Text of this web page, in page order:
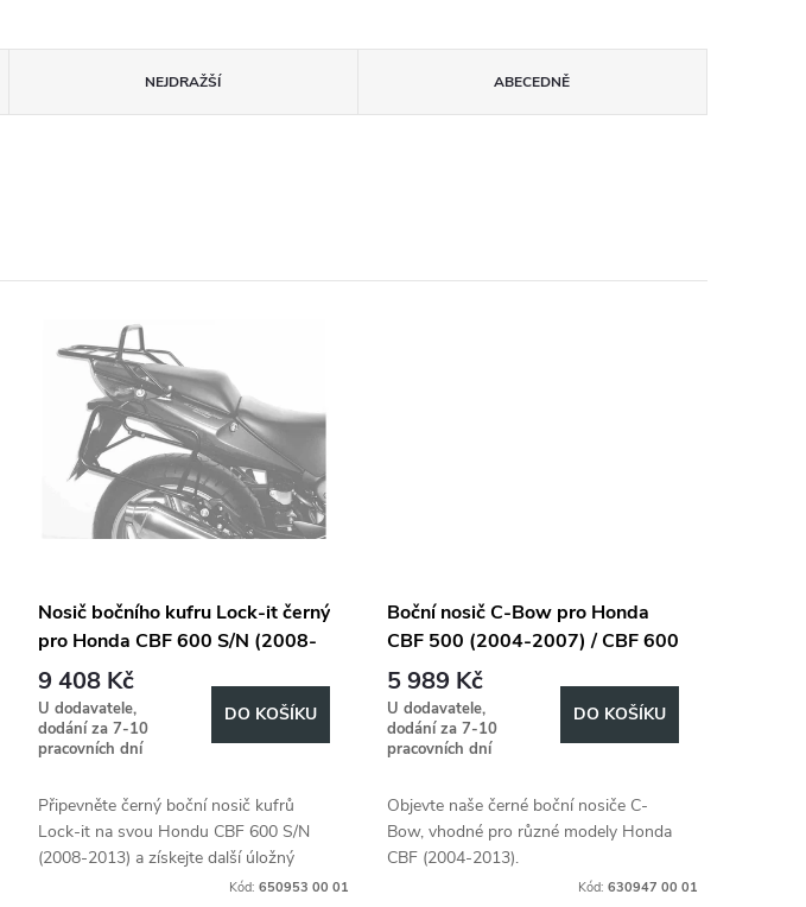
NEJDRAŽŠÍ ABECEDNĚ
Nosič bočního kufru Lock-it černý
pro Honda CBF 600 S/N (2008-
2013)
9 408 Kč
U dodavatele,
dodání za 7-10
pracovních dní
DO KOŠÍKU
Připevněte černý boční nosič kufrů
Lock-it na svou Hondu CBF 600 S/N
(2008-2013) a získejte další úložný
Kód: 650953 00 01
Boční nosič C-Bow pro Honda
CBF 500 (2004-2007) / CBF 600
(2004-2007) / CBF 600 (2008-
2013) / CBF 1000 (2006-2011)
5 989 Kč
U dodavatele,
dodání za 7-10
pracovních dní
DO KOŠÍKU
Objevte naše černé boční nosiče C-
Bow, vhodné pro různé modely Honda
CBF (2004-2013).
Kód: 630947 00 01